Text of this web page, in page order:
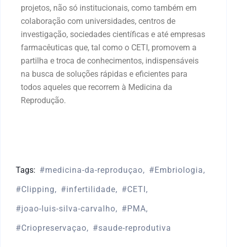
projetos, não só institucionais, como também em
colaboração com universidades, centros de
investigação, sociedades científicas e até empresas
farmacêuticas que, tal como o CETI, promovem a
partilha e troca de conhecimentos, indispensáveis
na busca de soluções rápidas e eficientes para
todos aqueles que recorrem à Medicina da
Reprodução.
Tags: medicina-da-reproduçao
Embriologia
Clipping
infertilidade
CETI
joao-luis-silva-carvalho
PMA
Criopreservaçao
saude-reprodutiva